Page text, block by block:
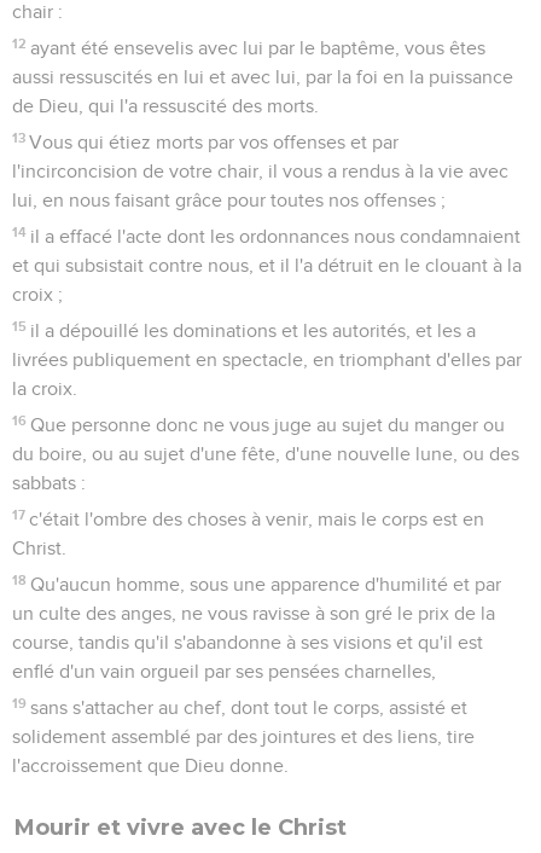
chair :
12 ayant été ensevelis avec lui par le baptême, vous êtes
aussi ressuscités en lui et avec lui, par la foi en la puissance
de Dieu, qui l'a ressuscité des morts.
13 Vous qui étiez morts par vos offenses et par
l'incirconcision de votre chair, il vous a rendus à la vie avec
lui, en nous faisant grâce pour toutes nos offenses ;
14 il a effacé l'acte dont les ordonnances nous condamnaient
et qui subsistait contre nous, et il l'a détruit en le clouant à la
croix ;
15 il a dépouillé les dominations et les autorités, et les a
livrées publiquement en spectacle, en triomphant d'elles par
la croix.
16 Que personne donc ne vous juge au sujet du manger ou
du boire, ou au sujet d'une fête, d'une nouvelle lune, ou des
sabbats :
17 c'était l'ombre des choses à venir, mais le corps est en
Christ.
18 Qu'aucun homme, sous une apparence d'humilité et par
un culte des anges, ne vous ravisse à son gré le prix de la
course, tandis qu'il s'abandonne à ses visions et qu'il est
enflé d'un vain orgueil par ses pensées charnelles,
19 sans s'attacher au chef, dont tout le corps, assisté et
solidement assemblé par des jointures et des liens, tire
l'accroissement que Dieu donne.
Mourir et vivre avec le Christ